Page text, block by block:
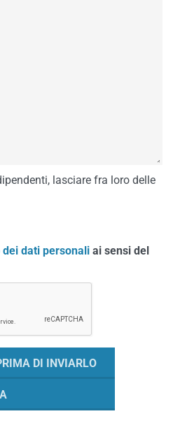
lasciare fra loro delle
dati personali ai sensi del